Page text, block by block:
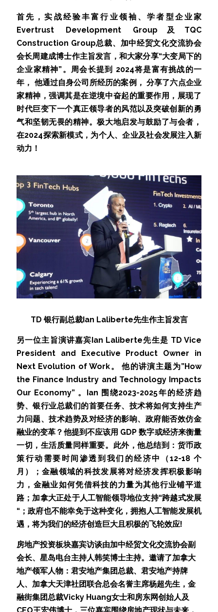
首先，实战经验丰富行业领袖、学者型企业家
Evertrust Development Group及TQC
Construction Group总裁、加中经贸文化交流协会
会长周建成博士作主旨发言，和大家分享“大变局下的
企业家精神”。周会长提到 2024将是富有挑战的一
年， 他通过自身公司所经历的案例， 分享了六点企业
家精神，强调其是在逆境中奋起的重要作用，展现了
时代巨变下一个真正领导者的风范以及突破创新的勇
气和坚韧无畏的精神。极大地启发与鼓励了与会者，
在2024探索新模式，为个人、企业及社会发展注入新
动力！
TD 银行副总裁Ian Laliberte先生作主旨发言
另一位主旨演讲嘉宾Ian Laliberte先生是 TD Vice
President and Executive Product Owner in
Next Evolution of Work。 他的讲演主题为”How
the Finance Industry and Technology Impacts
Our Economy” 。Ian 围绕2023-2025年的经济趋
势、银行业总裁们的首要任务、技术将如何支持生产
力问题、技术趋势及对经济的影响、政府能否效仿金
融业的变革？他提到不应该用 GDP 数字或经济来衡量
一切，生活质量同样重要。此外，他总结到：货币政
策行动需要时间渗透到我们的经济中（12-18 个
月）；金融领域的科技发展将对经济发挥积极影响
力，金融业如何凭借科技的力量为其他行业铺平道
路；加拿大正处于人工智能领导地位支持“跨越式发展
“；政府也不能幸免于这种变化，拥抱人工智能发展机
遇，将为我们的经济创造巨大且积极的飞轮效应!
房地产投资板块嘉宾访谈由加中经贸文化交流协会副
会长、星岛电台主持人韩笑博士主持。邀请了加拿大
地产领军人物：君安地产集团总裁、君安地产持牌
人、加拿大天津社团联合总会名誉主席杨超先生，金
融街集团总裁Vicky Huang女士和房东网创始人及